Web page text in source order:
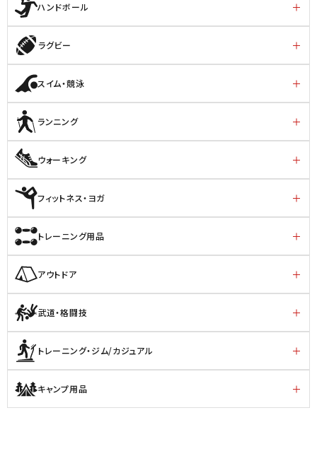
ハンドボール
ラグビー
スイム・競泳
ランニング
ウォーキング
フィットネス・ヨガ
トレーニング用品
アウトドア
武道・格闘技
トレーニング・ジム/カジュアル
キャンプ用品